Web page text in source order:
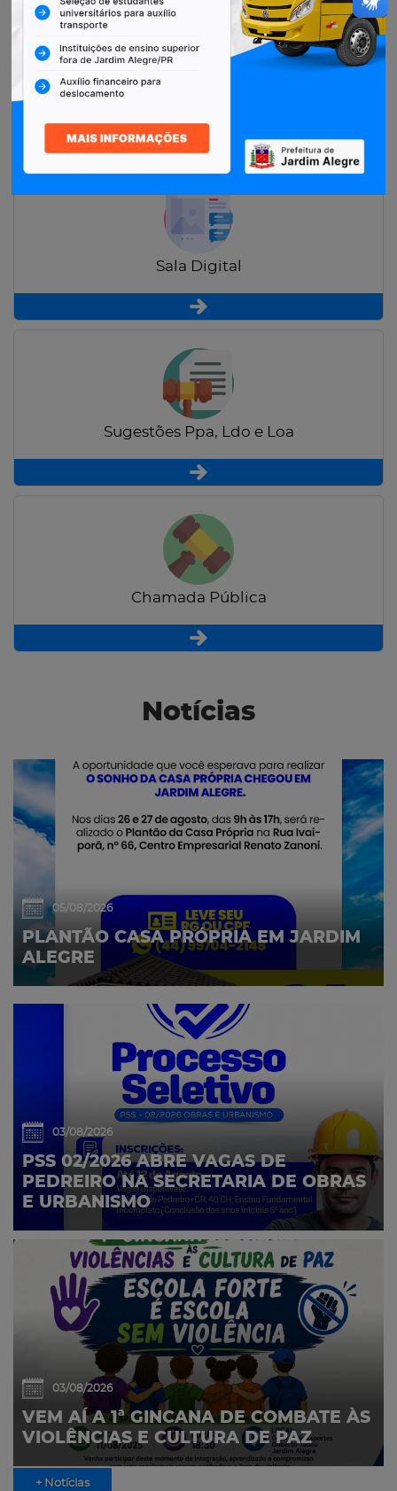
Restituição de Contribuintes
Sala Digital
Sugestões Ppa, Ldo e Loa
Chamada Pública
Notícias
05/08/2026
PLANTÃO CASA PRÓPRIA EM JARDIM
ALEGRE
03/08/2026
PSS 02/2026 ABRE VAGAS DE
PEDREIRO NA SECRETARIA DE OBRAS
E URBANISMO
03/08/2026
VEM AÍ A 1ª GINCANA DE COMBATE ÀS
VIOLÊNCIAS E CULTURA DE PAZ
+ Notícias